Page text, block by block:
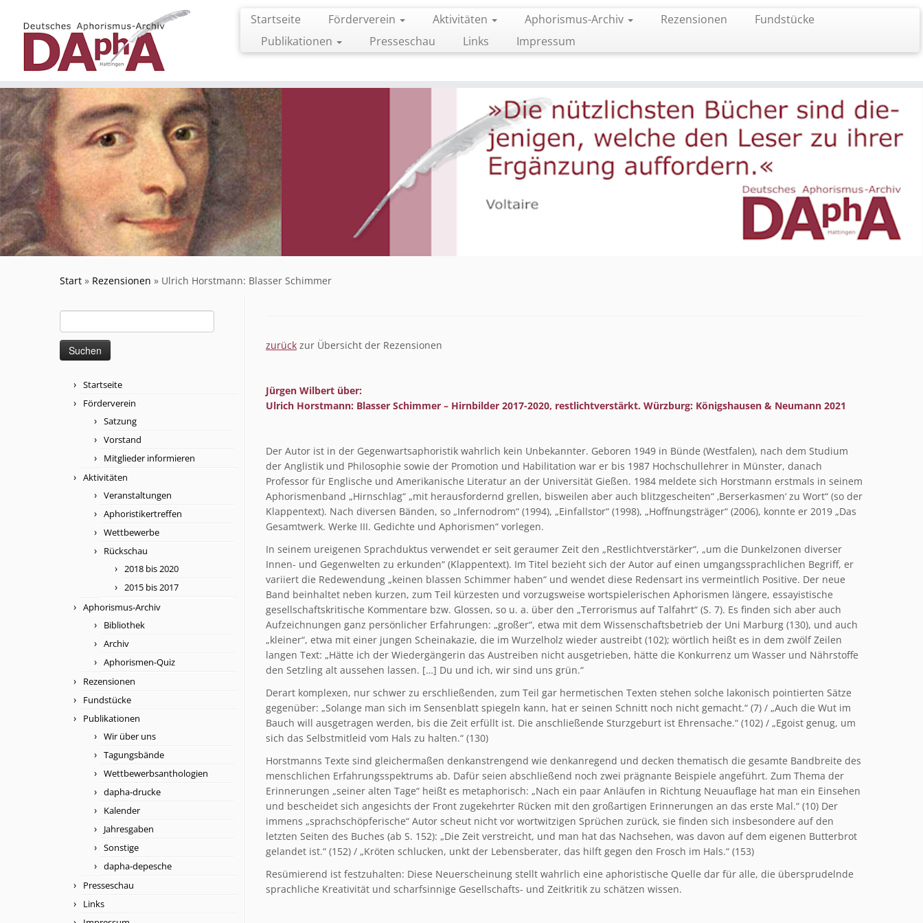
Inhalt
springen
Startseite Förderverein Aktivitäten Aphorismus-Archiv Rezensionen
Fundstücke
Publikationen
Presseschau Links Impressum
Start » Rezensionen » Ulrich Horstmann: Blasser Schimmer
Suchen
nach:
Startseite
Förderverein
Satzung
Vorstand
Mitglieder informieren
Aktivitäten
Veranstaltungen
Aphoristikertreffen
Wettbewerbe
Rückschau
2018 bis 2020
2015 bis 2017
Aphorismus-Archiv
Bibliothek
Archiv
Aphorismen-Quiz
Rezensionen
Fundstücke
Publikationen
Wir über uns
Tagungsbände
Wettbewerbsanthologien
dapha-drucke
Kalender
Jahresgaben
Sonstige
dapha-depesche
Presseschau
Links
zurück zur Übersicht der Rezensionen
Jürgen Wilbert über:
Ulrich Horstmann: Blasser Schimmer – Hirnbilder 2017-2020, restlichtverstärkt. Würzburg: Königshausen & Neumann 2021
Der Autor ist in der Gegenwartsaphoristik wahrlich kein Unbekannter. Geboren 1949 in Bünde (Westfalen), nach dem Studium
der Anglistik und Philosophie sowie der Promotion und Habilitation war er bis 1987 Hochschullehrer in Münster, danach
Professor für Englische und Amerikanische Literatur an der Universität Gießen. 1984 meldete sich Horstmann erstmals in seinem
Aphorismenband „Hirnschlag“ „mit herausfordernd grellen, bisweilen aber auch blitzgescheiten“ ‚Berserkasmen‘ zu Wort“ (so der
Klappentext). Nach diversen Bänden, so „Infernodrom“ (1994), „Einfallstor“ (1998), „Hoffnungsträger“ (2006), konnte er 2019 „Das
Gesamtwerk. Werke III. Gedichte und Aphorismen“ vorlegen.
In seinem ureigenen Sprachduktus verwendet er seit geraumer Zeit den „Restlichtverstärker“, „um die Dunkelzonen diverser
Innen- und Gegenwelten zu erkunden“ (Klappentext). Im Titel bezieht sich der Autor auf einen umgangssprachlichen Begriff, er
variiert die Redewendung „keinen blassen Schimmer haben“ und wendet diese Redensart ins vermeintlich Positive. Der neue
Band beinhaltet neben kurzen, zum Teil kürzesten und vorzugsweise wortspielerischen Aphorismen längere, essayistische
gesellschaftskritische Kommentare bzw. Glossen, so u. a. über den „Terrorismus auf Talfahrt“ (S. 7). Es finden sich aber auch
Aufzeichnungen ganz persönlicher Erfahrungen: „großer“, etwa mit dem Wissenschaftsbetrieb der Uni Marburg (130), und auch
„kleiner“, etwa mit einer jungen Scheinakazie, die im Wurzelholz wieder austreibt (102); wörtlich heißt es in dem zwölf Zeilen
langen Text: „Hätte ich der Wiedergängerin das Austreiben nicht ausgetrieben, hätte die Konkurrenz um Wasser und Nährstoffe
den Setzling alt aussehen lassen. […] Du und ich, wir sind uns grün.“
Derart komplexen, nur schwer zu erschließenden, zum Teil gar hermetischen Texten stehen solche lakonisch pointierten Sätze
gegenüber: „Solange man sich im Sensenblatt spiegeln kann, hat er seinen Schnitt noch nicht gemacht.“ (7) / „Auch die Wut im
Bauch will ausgetragen werden, bis die Zeit erfüllt ist. Die anschließende Sturzgeburt ist Ehrensache.“ (102) / „Egoist genug, um
sich das Selbstmitleid vom Hals zu halten.“ (130)
Horstmanns Texte sind gleichermaßen denkanstrengend wie denkanregend und decken thematisch die gesamte Bandbreite des
menschlichen Erfahrungsspektrums ab. Dafür seien abschließend noch zwei prägnante Beispiele angeführt. Zum Thema der
Erinnerungen „seiner alten Tage“ heißt es metaphorisch: „Nach ein paar Anläufen in Richtung Neuauflage hat man ein Einsehen
und bescheidet sich angesichts der Front zugekehrter Rücken mit den großartigen Erinnerungen an das erste Mal.“ (10) Der
immens „sprachschöpferische“ Autor scheut nicht vor wortwitzigen Sprüchen zurück, sie finden sich insbesondere auf den
letzten Seiten des Buches (ab S. 152): „Die Zeit verstreicht, und man hat das Nachsehen, was davon auf dem eigenen Butterbrot
gelandet ist.“ (152) / „Kröten schlucken, unkt der Lebensberater, das hilft gegen den Frosch im Hals.“ (153)
Resümierend ist festzuhalten: Diese Neuerscheinung stellt wahrlich eine aphoristische Quelle dar für alle, die übersprudelnde
sprachliche Kreativität und scharfsinnige Gesellschafts- und Zeitkritik zu schätzen wissen.